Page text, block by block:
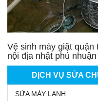
DỊCH VỤ SỬA
SỬA MÁY LẠNH
Vệ sinh máy giặt quận
nội địa nhật phú nhuận